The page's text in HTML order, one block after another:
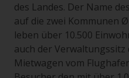
des Landes. Der Name
auf die zwei Kommunen
leben über 10.500
auch der Verwaltungssitz
Mietwagen vom